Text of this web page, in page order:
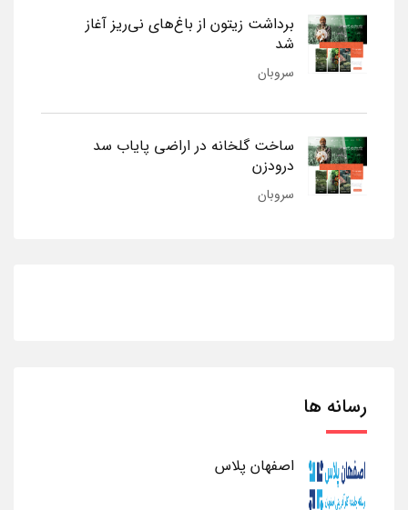
برداشت زیتون از باغ‌های نی‌ریز آغاز
شد
سروبان
ساخت گلخانه در اراضی پایاب سد
درودزن
سروبان
رسانه ها
اصفهان پلاس